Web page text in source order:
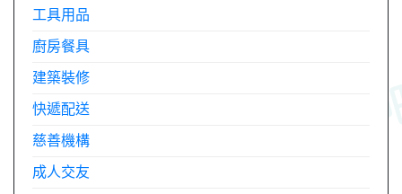
工具用品
廚房餐具
建築裝修
快遞配送
慈善機構
成人交友